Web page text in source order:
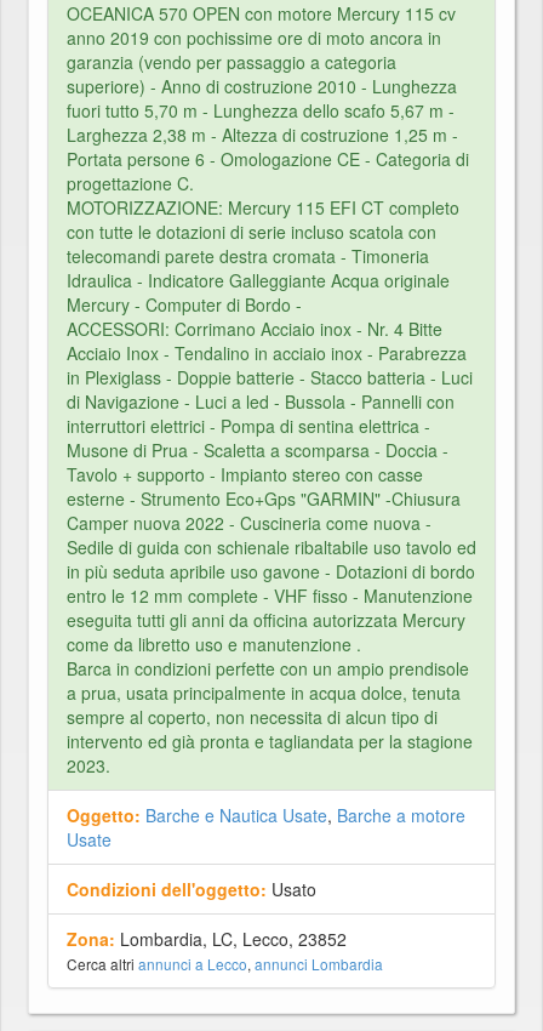
OCEANICA 570 OPEN con motore Mercury 115 cv
anno 2019 con pochissime ore di moto ancora in
garanzia (vendo per passaggio a categoria
superiore) - Anno di costruzione 2010 - Lunghezza
fuori tutto 5,70 m - Lunghezza dello scafo 5,67 m -
Larghezza 2,38 m - Altezza di costruzione 1,25 m -
Portata persone 6 - Omologazione CE - Categoria di
progettazione C.
MOTORIZZAZIONE: Mercury 115 EFI CT completo
con tutte le dotazioni di serie incluso scatola con
telecomandi parete destra cromata - Timoneria
Idraulica - Indicatore Galleggiante Acqua originale
Mercury - Computer di Bordo -
ACCESSORI: Corrimano Acciaio inox - Nr. 4 Bitte
Acciaio Inox - Tendalino in acciaio inox - Parabrezza
in Plexiglass - Doppie batterie - Stacco batteria - Luci
di Navigazione - Luci a led - Bussola - Pannelli con
interruttori elettrici - Pompa di sentina elettrica -
Musone di Prua - Scaletta a scomparsa - Doccia -
Tavolo + supporto - Impianto stereo con casse
esterne - Strumento Eco+Gps "GARMIN" -Chiusura
Camper nuova 2022 - Cuscineria come nuova -
Sedile di guida con schienale ribaltabile uso tavolo ed
in più seduta apribile uso gavone - Dotazioni di bordo
entro le 12 mm complete - VHF fisso - Manutenzione
eseguita tutti gli anni da officina autorizzata Mercury
come da libretto uso e manutenzione .
Barca in condizioni perfette con un ampio prendisole
a prua, usata principalmente in acqua dolce, tenuta
sempre al coperto, non necessita di alcun tipo di
intervento ed già pronta e tagliandata per la stagione
2023.
Oggetto: Barche e Nautica Usate, Barche a motore
Usate
Condizioni dell'oggetto: Usato
Zona: Lombardia, LC, Lecco, 23852
Cerca altri annunci a Lecco, annunci Lombardia